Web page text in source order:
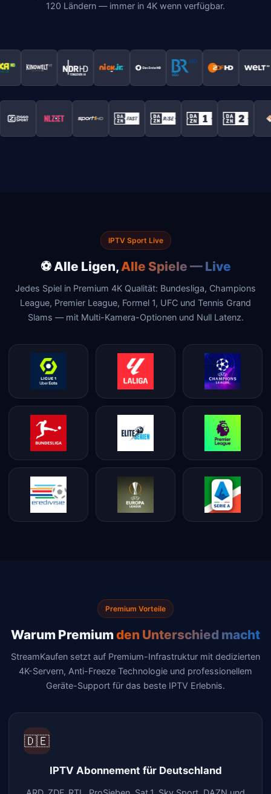
120 Ländern — immer in 4K wenn verfügbar.
IPTV Sport Live
⚽ Alle Ligen,Alle Spiele — Live
Jedes Spiel in Premium 4K Qualität: Bundesliga, Champions
League, Premier League, Formel 1, UFC und Tennis Grand
Slams — mit Multi-Kamera-Optionen und Null Latenz.
Premium Vorteile
Warum Premiumden Unterschied macht
StreamKaufen setzt auf Premium-Infrastruktur mit dedizierten
4K-Servern, Anti-Freeze Technologie und professionellem
Geräte-Support für das beste IPTV Erlebnis.
🇩🇪
IPTV Abonnement für Deutschland